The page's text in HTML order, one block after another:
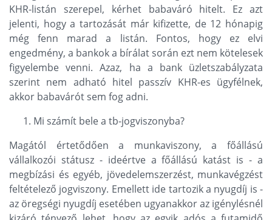
KHR-listán szerepel, kérhet babaváró hitelt. Ez azt
jelenti, hogy a tartozását már kifizette, de 12 hónapig
még fenn marad a listán. Fontos, hogy ez elvi
engedmény, a bankok a bírálat során ezt nem kötelesek
figyelembe venni. Azaz, ha a bank üzletszabályzata
szerint nem adható hitel passzív KHR-es ügyfélnek,
akkor babavárót sem fog adni.
Mi számít bele a tb-jogviszonyba?
Magától értetődően a munkaviszony, a főállású
vállalkozói státusz - ideértve a főállású katást is - a
megbízási és egyéb, jövedelemszerzést, munkavégzést
feltételező jogviszony. Emellett ide tartozik a nyugdíj is -
az öregségi nyugdíj esetében ugyanakkor az igénylésnél